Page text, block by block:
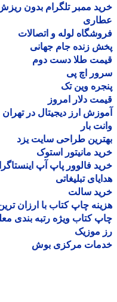
ممبر تلگرام بدون ریزش
لوله و اتصالات
زنده جام جهانی
طلا دست دوم
اچ پی
وین تک
دلار امروز
ارز دیجیتال در تهران
بار
طراحی سایت یزد
مانیتور استوک
فالوور پاپ آپ اینستاگرام
تبلیغاتی
سالت
چاپ کتاب با ارزان ترین
کتاب ویژه رتبه بندی
موزیک
مرکزی بوش